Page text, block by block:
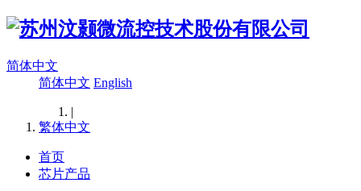
简体中文
简体中文 English
|
繁体中文
首页
芯片产品